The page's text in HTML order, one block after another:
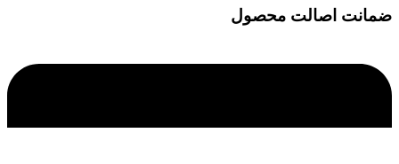
ضمانت اصالت محصول